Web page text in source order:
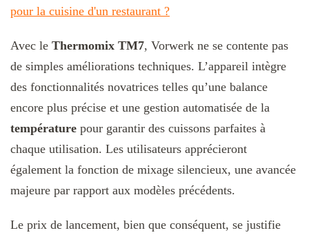
pour la cuisine d'un restaurant ?
Avec le Thermomix TM7, Vorwerk ne se contente pas
de simples améliorations techniques. L’appareil intègre
des fonctionnalités novatrices telles qu’une balance
encore plus précise et une gestion automatisée de la
température pour garantir des cuissons parfaites à
chaque utilisation. Les utilisateurs apprécieront
également la fonction de mixage silencieux, une avancée
majeure par rapport aux modèles précédents.
Le prix de lancement, bien que conséquent, se justifie